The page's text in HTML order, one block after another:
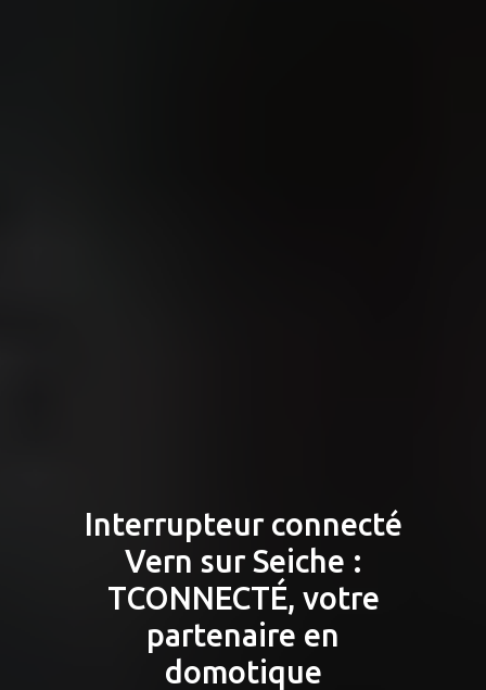
Interrupteur connecté
Vern sur Seiche :
TCONNECTÉ, votre
partenaire en
domotique